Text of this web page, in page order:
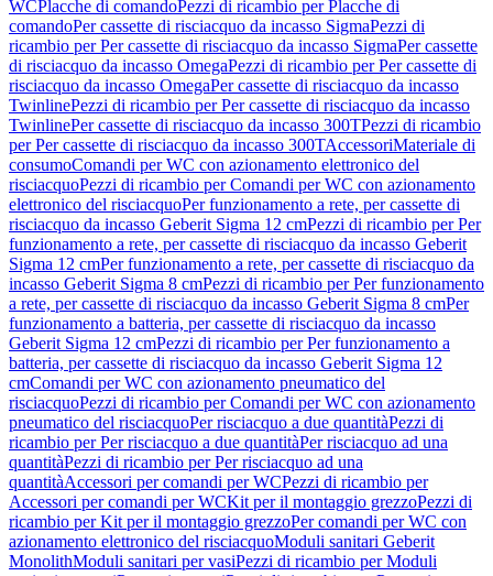
WCPlacche di comandoPezzi di ricambio per Placche di
comandoPer cassette di risciacquo da incasso SigmaPezzi di
ricambio per Per cassette di risciacquo da incasso SigmaPer cassette
di risciacquo da incasso OmegaPezzi di ricambio per Per cassette di
risciacquo da incasso OmegaPer cassette di risciacquo da incasso
TwinlinePezzi di ricambio per Per cassette di risciacquo da incasso
TwinlinePer cassette di risciacquo da incasso 300TPezzi di ricambio
per Per cassette di risciacquo da incasso 300TAccessoriMateriale di
consumoComandi per WC con azionamento elettronico del
risciacquoPezzi di ricambio per Comandi per WC con azionamento
elettronico del risciacquoPer funzionamento a rete, per cassette di
risciacquo da incasso Geberit Sigma 12 cmPezzi di ricambio per Per
funzionamento a rete, per cassette di risciacquo da incasso Geberit
Sigma 12 cmPer funzionamento a rete, per cassette di risciacquo da
incasso Geberit Sigma 8 cmPezzi di ricambio per Per funzionamento
a rete, per cassette di risciacquo da incasso Geberit Sigma 8 cmPer
funzionamento a batteria, per cassette di risciacquo da incasso
Geberit Sigma 12 cmPezzi di ricambio per Per funzionamento a
batteria, per cassette di risciacquo da incasso Geberit Sigma 12
cmComandi per WC con azionamento pneumatico del
risciacquoPezzi di ricambio per Comandi per WC con azionamento
pneumatico del risciacquoPer risciacquo a due quantitàPezzi di
ricambio per Per risciacquo a due quantitàPer risciacquo ad una
quantitàPezzi di ricambio per Per risciacquo ad una
quantitàAccessori per comandi per WCPezzi di ricambio per
Accessori per comandi per WCKit per il montaggio grezzoPezzi di
ricambio per Kit per il montaggio grezzoPer comandi per WC con
azionamento elettronico del risciacquoModuli sanitari Geberit
MonolithModuli sanitari per vasiPezzi di ricambio per Moduli